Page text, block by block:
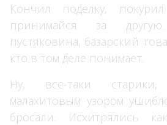
Кончил поделку,
принимайся за
пустяковина, базарский
кто в том деле понимает.
Ну, все-таки
малахитовым узором
бросали. Исхитрялись